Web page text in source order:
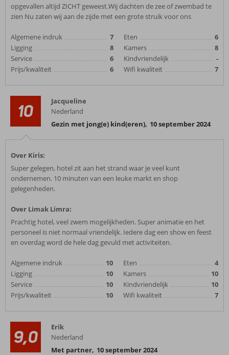
opgevallen altijd ZICHT geweest.Wij dachten de zee of zwembad te
zien Nu zaten wij aan de zijde met een grote struik voor ons
Algemene indruk
7
Ligging
8
Service
6
Prijs/kwaliteit
6
Eten
6
Kamers
8
Kindvriendelijk
-
Wifi kwaliteit
7
10
Jacqueline
Nederland
Gezin met jong(e) kind(eren), 10 september 2024
Over Kiris:
Super gelegen, hotel zit aan het strand waar je veel kunt
ondernemen. 10 minuten van een leuke markt en shop
gelegenheden.
Over Limak Limra:
Prachtig hotel, veel zwem mogelijkheden. Super animatie en het
personeel is niet normaal vriendelijk. Iedere dag een show en feest
en overdag word de hele dag gevuld met activiteiten.
Algemene indruk
10
Ligging
10
Service
10
Prijs/kwaliteit
10
Eten
4
Kamers
10
Kindvriendelijk
10
Wifi kwaliteit
7
9,0
Erik
Nederland
Met partner, 10 september 2024